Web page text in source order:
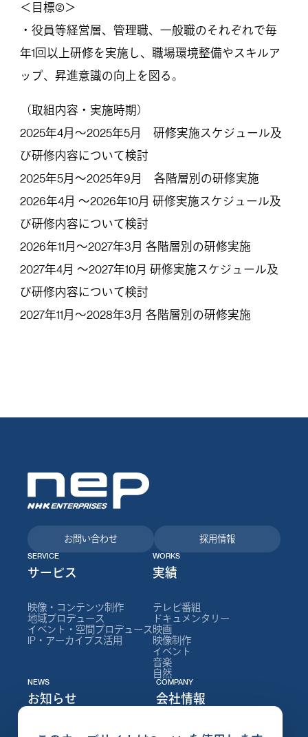
＜目標②＞
・役員等経営層、管理職、一般職のそれぞれで毎
年1回以上研修を実施し、職場環境整備やスキルア
ップ、昇進意識の向上を図る。
（取組内容・実施時期）
2025年4月～2025年5月 研修実施スケジュール及
び研修内容について検討
2025年5月～2025年9月 各階層別の研修実施
2026年4月 ～2026年10月 研修実施スケジュール及
び研修内容について検討
2026年11月～2027年3月 各階層別の研修実施
2027年4月 ～2027年10月 研修実施スケジュール及
び研修内容について検討
2027年11月～2028年3月 各階層別の研修実施
お問い合わせ 採用情報
SERVICE
サービス
映像・コンテンツ制作
地域プロデュース
イベント・空間プロデュース
IP・アーカイブス活用
WORKS
実績
テレビ番組
ドキュメンタリー
映画
映像制作
イベント
音楽
自然
NEWS
お知らせ
ニュース
COMPANY
会社情報
NEPについて